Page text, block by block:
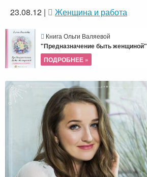
23.08.12 | Женщина и работа
Книга Ольги Валяевой
"Предназначение быть женщиной"
ПОДРОБНЕЕ »